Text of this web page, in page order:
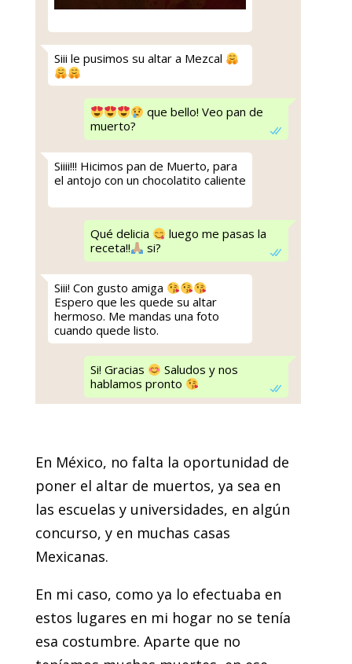
Siii le pusimos su altar a Mezcal
que bello! Veo pan de
muerto?
Siiii!!! Hicimos pan de Muerto, para
el antojo con un chocolatito caliente
Qué delicia
luego me pasas la
receta!!
si?
Siii! Con gusto amiga
Espero que les quede su altar
hermoso. Me mandas una foto
cuando quede listo.
Si! Gracias
Saludos y nos
hablamos pronto
En México, no falta la oportunidad de
poner el altar de muertos, ya sea en
las escuelas y universidades, en algún
concurso, y en muchas casas
Mexicanas.
En mi caso, como ya lo efectuaba en
estos lugares en mi hogar no se tenía
esa costumbre. Aparte que no